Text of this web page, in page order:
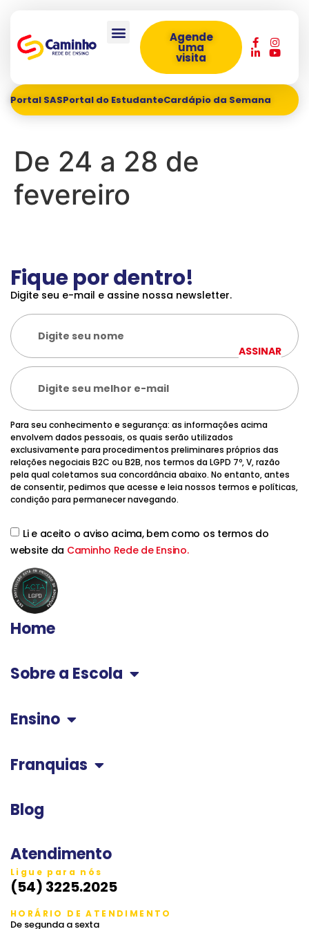
Agende
uma
visita
Portal SASPortal do EstudanteCardápio da Semana
De 24 a 28 de
fevereiro
Fique por dentro!
Digite seu e-mail e assine nossa newsletter.
Para seu conhecimento e segurança: as informações acima
envolvem dados pessoais, os quais serão utilizados
exclusivamente para procedimentos preliminares próprios das
relações negociais B2C ou B2B, nos termos da LGPD 7º, V, razão
pela qual coletamos sua concordância abaixo. No entanto, antes
de consentir, pedimos que acesse e leia nossos termos e políticas,
condição para permanecer navegando.
Li e aceito o aviso acima, bem como os termos do
website da Caminho Rede de Ensino.
ASSINAR
Home
Sobre a Escola
Ensino
Franquias
Blog
Atendimento
Ligue para nós
(54) 3225.2025
HORÁRIO DE ATENDIMENTO
De segunda a sexta